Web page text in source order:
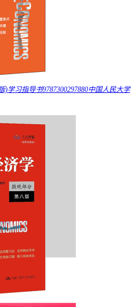
学习指导书9787300297880中国人民大学